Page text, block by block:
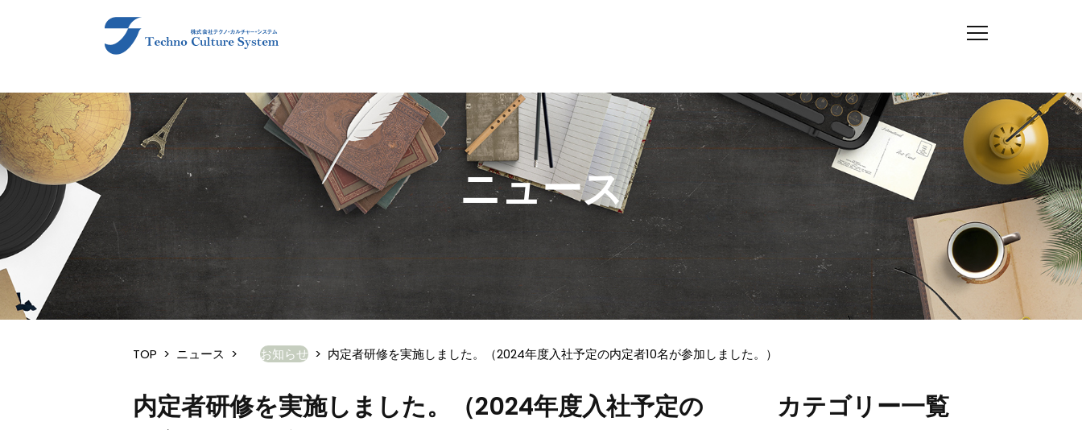
ニュース
TOP > ニュース > お知らせ > 内定者研修を実施しました。（2024年度入社予定の内定者10名が参加しました。）
内定者研修を実施しました。（2024年度入社予定の
カテゴリー一覧